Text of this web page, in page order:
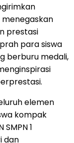
menegaskan
prestasi
para siswa
berburu medali,
elemen
kompak
1
dan